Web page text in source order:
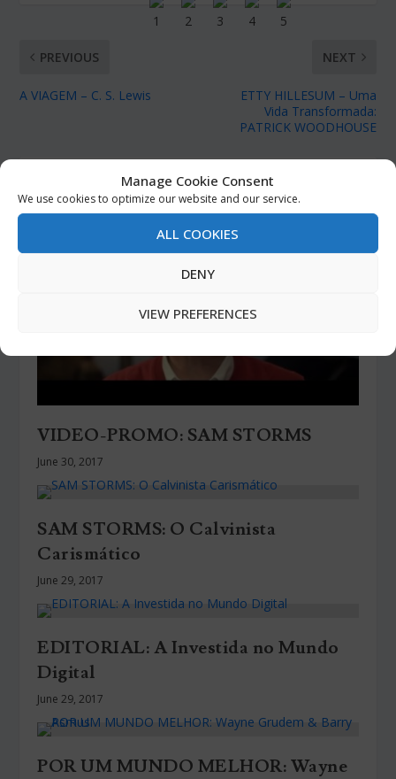
Manage Cookie Consent
We use cookies to optimize our website and our service.
ALL COOKIES
DENY
VIEW PREFERENCES
PREVIOUS
A VIAGEM – C. S. Lewis
NEXT
ETTY HILLESUM – Uma
Vida Transformada:
PATRICK WOODHOUSE
RELATED POSTS
VIDEO-PROMO: SAM STORMS
June 30, 2017
SAM STORMS: O Calvinista
Carismático
June 29, 2017
EDITORIAL: A Investida no Mundo
Digital
June 29, 2017
POR UM MUNDO MELHOR: Wayne